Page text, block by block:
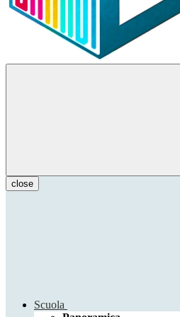
close
Scuola